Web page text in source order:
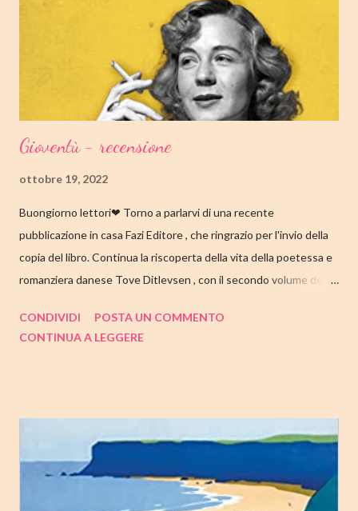
madre, Margaret, una poetessa di origini cinesi, li ha abbandonati
quando lui aveva solo nove anni in circostanze misteriose, dopo
che una sua poesi...
Gioventù - recensione
ottobre 19, 2022
Buongiorno lettori❤ Torno a parlarvi di una recente
pubblicazione in casa Fazi Editore , che ringrazio per l'invio della
copia del libro. Continua la riscoperta della vita della poetessa e
romanziera danese Tove Ditlevsen , con il secondo volume della
come sempre, trovate tutte le mie impressioni al suo termine.
14.25/EBOOK 8.99 Link Amazon TRAMA Dopo "Infanzia", il
secondo capitolo della trilogia di Copenaghen, grande classico
della letteratura danese oggi riscoperto e acclamato a livello
internazionale. La piccola Tove è cresciuta in fretta: costretta ad
CONDIVIDI
POSTA UN COMMENTO
CONTINUA A LEGGERE